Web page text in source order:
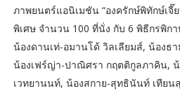
ภาพยนตร์แอนิเมชัน “องครักษ์พิทักษ์เจี๊
พิเศษ จำนวน 100 ที่นั่ง กับ 6 พิธีกรพิ
น้องดานเท่-อมานโด้ วิลเลียมส์, น้องธ
น้องเฟร์ญ่า-ปาณิศรา กฤตติกูลภาคิน,
เวทยานนท์, น้องสกาย-สุทธินันท์ เทีย